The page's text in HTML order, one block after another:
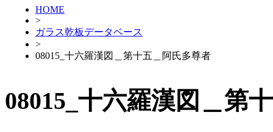
HOME
>
ガラス乾板データベース
>
08015_十六羅漢図＿第十五＿阿氏多尊者
08015_十六羅漢図＿第